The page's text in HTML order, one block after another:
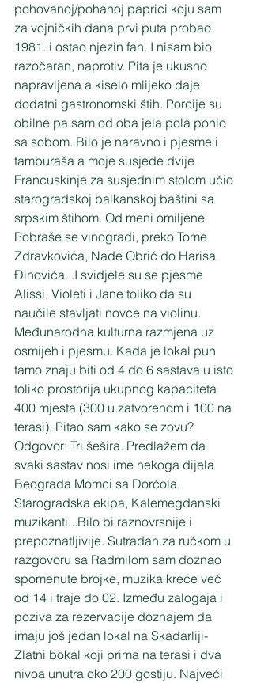
pohovanoj/pohanoj paprici koju sam
za vojničkih dana prvi puta probao
1981. i ostao njezin fan. I nisam bio
razočaran, naprotiv. Pita je ukusno
napravljena a kiselo mlijeko daje
dodatni gastronomski štih. Porcije su
obilne pa sam od oba jela pola ponio
sa sobom. Bilo je naravno i pjesme i
tamburaša a moje susjede dvije
Francuskinje za susjednim stolom učio
starogradskoj balkanskoj baštini sa
srpskim štihom. Od meni omiljene
Pobraše se vinogradi, preko Tome
Zdravkovića, Nade Obrić do Harisa
Đinovića...I svidjele su se pjesme
Alissi, Violeti i Jane toliko da su
naučile stavljati novce na violinu.
Međunarodna kulturna razmjena uz
osmijeh i pjesmu. Kada je lokal pun
tamo znaju biti od 4 do 6 sastava u isto
toliko prostorija ukupnog kapaciteta
400 mjesta (300 u zatvorenom i 100 na
terasi). Pitao sam kako se zovu?
Odgovor: Tri šešira. Predlažem da
svaki sastav nosi ime nekoga dijela
Beograda Momci sa Dorćola,
Starogradska ekipa, Kalemegdanski
muzikanti...Bilo bi raznovrsnije i
prepoznatljivije. Sutradan za ručkom u
razgovoru sa Radmilom sam doznao
spomenute brojke, muzika kreće već
od 14 i traje do 02. Između zalogaja i
poziva za rezervacije doznajem da
imaju još jedan lokal na Skadarliji-
Zlatni bokal koji prima na terasi i dva
nivoa unutra oko 200 gostiju. Najveći